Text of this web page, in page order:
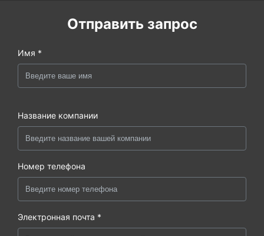
Отправить запрос
Имя *
Название компании
Номер телефона
Электронная почта *